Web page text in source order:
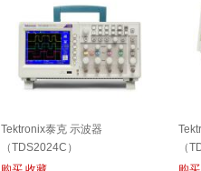
Tektronix泰克 示波器
（TDS2024C）
（